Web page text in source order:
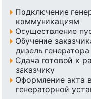
Подключение
коммуникациям
Осуществление
Обучение
дизель генератора
Сдача готовой к
заказчику
Оформление акта
генераторной